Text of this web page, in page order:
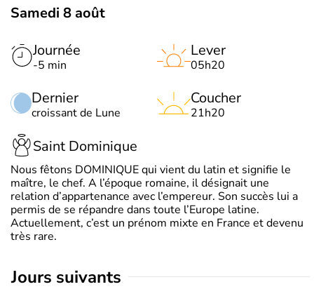
Samedi 8 août
Journée
-5 min
Dernier
croissant de Lune
Lever
05h20
Coucher
21h20
Saint Dominique
Nous fêtons DOMINIQUE qui vient du latin et signifie le
maître, le chef. A l’époque romaine, il désignait une
relation d’appartenance avec l’empereur. Son succès lui a
permis de se répandre dans toute l’Europe latine.
Actuellement, c’est un prénom mixte en France et devenu
très rare.
jours suivants